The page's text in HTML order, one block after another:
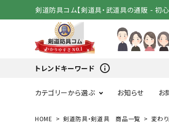
剣道防具コム【剣道具・武道具の通販 - 初
トレンドキーワード info_outline
カテゴリーから選ぶ お知らせ お
HOME 剣道防具・剣道具 商品一覧 変わ